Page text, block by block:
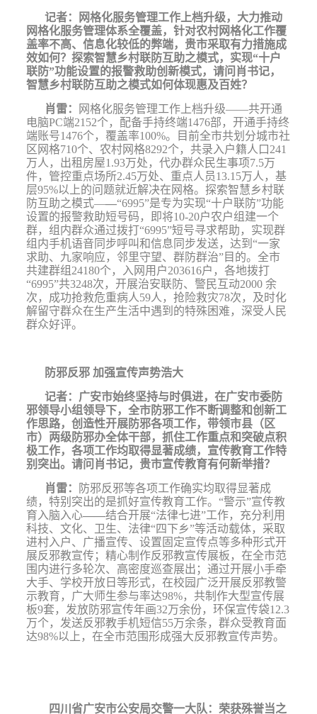
记者：
网格化服务管理工作上档升级，大力推动
网格化服务管理体系全覆盖，针对农村网格化工作覆
盖率不高、信息化较低的弊端，贵市采取有力措施成
效如何？探索智慧乡村联防互助之模式，实现“十户
联防”功能设置的报警救助创新模式，请问肖书记，
智慧乡村联防互助之模式如何体现惠及百姓？
肖雷：
网格化服务管理工作上档升级——共开通
电脑PC端2152个，配备手持终端1476部，开通手持终
端账号1476个，覆盖率100%。目前全市共划分城市社
区网格710个、农村网格8292个，共录入户籍人口 241
万人，出租房屋1.93万处，代办群众民生事项7.5万
件，管控重点场所2.45万处、重点人员13.15万人，基
层95%以上的问题就近解决在网格。探索智慧乡村联
防互助之模式——“6995”是专为实现“十户联防”功能
设置的报警救助短号码，即将10-20户农户组建一个
群，组内群众通过拨打“6995”短号寻求帮助，实现群
组内手机语音同步呼叫和信息同步发送，达到“一家
求助、九家响应，邻里守望、群防群治”目的。全市
共建群组 24180个，入网用户203616户，各地拨打
“6995”共3248次，开展治安联防、警民互动2000 余
次，成功抢救危重病人59人，抢险救灾78次，及时化
解留守群众在生产生活中遇到的特殊困难，深受人民
群众好评。
防邪反邪 加强宣传声势浩大
记者： 广安市始终坚持与时俱进，在广安市委防
邪领导小组领导下，全市防邪工作不断调整和创新工
作思路，创造性开展防邪各项工作，带领市县（区
市）两级防邪办全体干部，抓住工作重点和突破点积
极工作，各项工作均取得显著成绩，宣传教育工作特
别突出。请问肖书记，贵市宣传教育有何新举措？
肖雷：
防邪反邪等各项工作确实均取得显著成
绩，特别突出的是抓好宣传教育工作。“警示”宣传教
育入脑入心——结合开展“法律七进”工作，充分利用
科技、文化、卫生、法律“四下乡”等活动载体，采取
进村入户、广播宣传、设置固定宣传点等多种形式开
展反邪教宣传；精心制作反邪教宣传展板，在全市范
围内进行多轮次、高密度巡查展出；通过开展小手牵
大手、学校开放日等形式，在校园广泛开展反邪教警
示教育，广大师生参与率达98%，共制作大型宣传展
板9套，发放防邪宣传年画32万余份，环保宣传袋12.3
万个，发送反邪教手机短信55万余条，群众受教育面
达98%以上，在全市范围形成强大反邪教宣传声势。
四川省广安市公安局交警一大队：荣获殊誉当之